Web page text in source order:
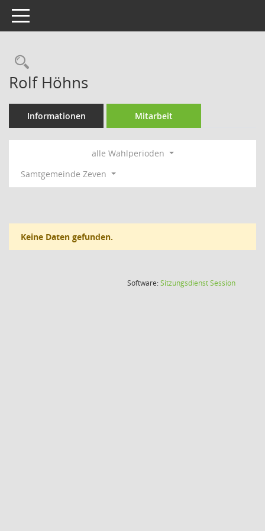
Toggle navigation
Rechercheauswahl
Rolf Höhns
Informationen Mitarbeit
alle Wahlperioden
Samtgemeinde Zeven
Keine Daten gefunden.
Software:SitzungsdienstSession(Wird in